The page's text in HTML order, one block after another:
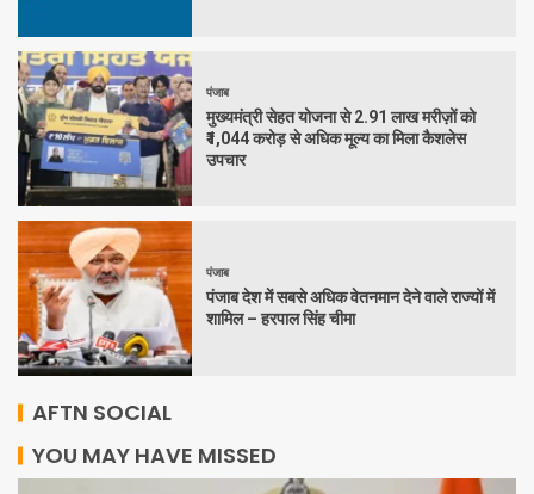
पंजाब
मुख्यमंत्री सेहत योजना से 2.91 लाख मरीज़ों को
₹1,044 करोड़ से अधिक मूल्य का मिला कैशलेस
उपचार
पंजाब
पंजाब देश में सबसे अधिक वेतनमान देने वाले राज्यों में
शामिल – हरपाल सिंह चीमा
AFTN SOCIAL
YOU MAY HAVE MISSED